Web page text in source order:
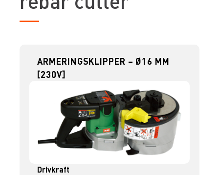
ARMERINGSKLIPPER – Ø16 MM
[230V]
Drivkraft